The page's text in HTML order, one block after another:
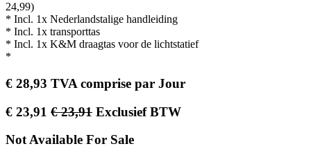
24,99)
* Incl. 1x Nederlandstalige handleiding
* Incl. 1x transporttas
* Incl. 1x K&M draagtas voor de lichtstatief
*
€ 28,93 TVA comprise par Jour
€ 23,91 €23,91 Exclusief BTW
Not Available For Sale